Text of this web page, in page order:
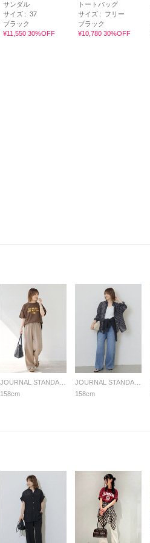
サンダル
サイズ : 37
ブラック
¥11,550 30%OFF
トートバッグ
サイズ : フリー
ブラック
¥10,780 30%OFF
158cm
158cm